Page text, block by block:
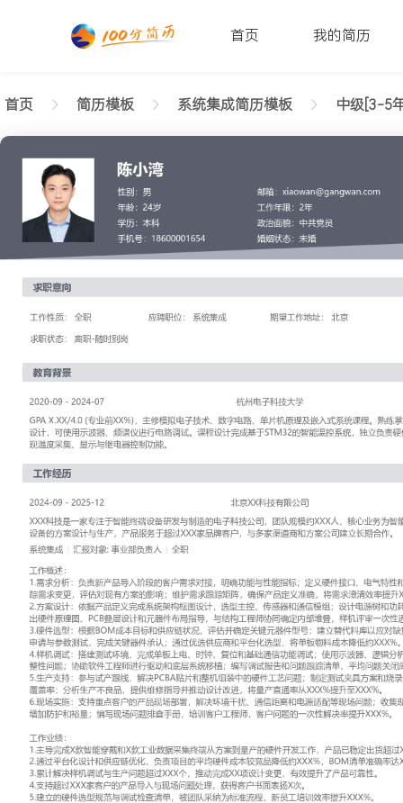
首页 我的简历
首页 简历模板 系统集成简历模板 中级[3-5
返回样式图
正在查看中级系统集成科技简历模板文字版
陈小湾
性别: 男年龄: 26 学历: 本科婚姻状态: 未婚 工作年限: 4年 政治面貌: 党
邮箱: xiaowan@gangwan.com
求职意向
工作性质: 全职应聘职位: 系统集成期望工作地址: 北京期望薪资:
工作经历
2024-09 -2025-12
XXX科技是一家专注于智能终端设备研发与制造的电子科技公司，
心业务为智能穿戴、工业物联网数据采集设备的方案设计与生产，
品牌客户，与多家渠道商和方案公司建立长期合作。
系统集成汇报对象：部门总监
工作概述：
1.需求分析：负责新产品导入阶段的客户需求对接，明确功能与性能
口、电气特性和环境适应性等技术标准；跟踪需求变更，评估对现
求跟踪矩阵，确保产品定义准确，将需求澄清效率提升XXX%。
2.方案设计：依据产品定义完成系统架构框图设计，选型主控、传